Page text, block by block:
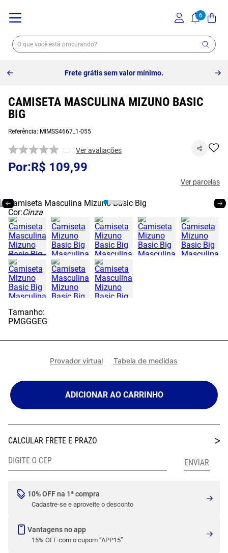
Frete grátis sem valor mínimo.
CAMISETA MASCULINA MIZUNO BASIC
BIG
Referência: MIMSS4667_1-055
Ver avaliações
R$ 109,99
Ver parcelas
Cor:Cinza
Tamanho:
PMGGGEG
Provador virtual Tabela de medidas
ADICIONAR AO CARRINHO
10% OFF na 1ª compra
Cadastre-se e aproveite o desconto
Vantagens no app
15% OFF com o cupom “APP15”